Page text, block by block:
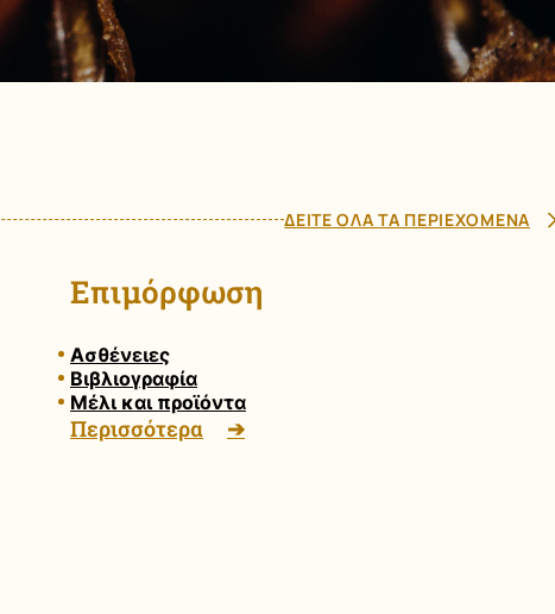
ΔΕΙΤΕ ΟΛΑ ΤΑ ΠΕΡΙΕΧΟΜΕΝΑ
Επιμόρφωση
Ασθένειες
Βιβλιογραφία
Μέλι και προϊόντα
Περισσότερα